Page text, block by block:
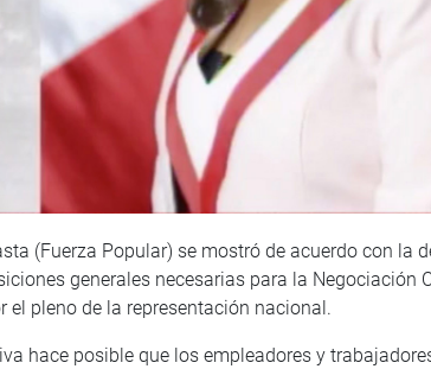
(Fuerza Popular) se mostró de acuerdo con la
generales necesarias para la Negociación
el pleno de la representación nacional.
hace posible que los empleadores y